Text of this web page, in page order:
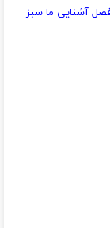
آشنایی ما سبز